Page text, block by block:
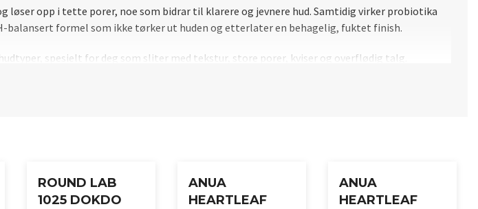
løser opp i tette porer, noe som bidrar til klarere og jevnere hud. Samtidig virker probiotika
balansert formel som ikke tørker ut huden og etterlater en behagelig, fuktet finish.
spesielt for deg som sliter med tekstur, store porer, kviser og overflødig talg.
ROUND LAB
1025 DOKDO
ANUA
HEARTLEAF
ANUA
HEARTLEAF